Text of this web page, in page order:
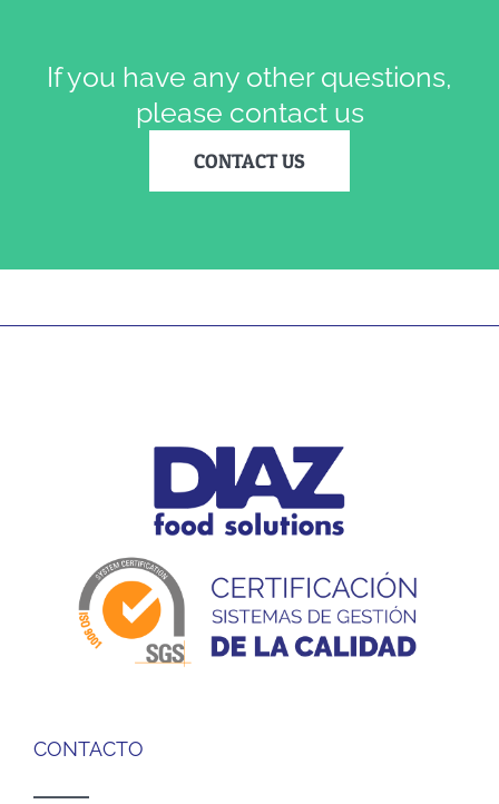
If you have any other questions,
please contact us
CONTACT US
CONTACTO